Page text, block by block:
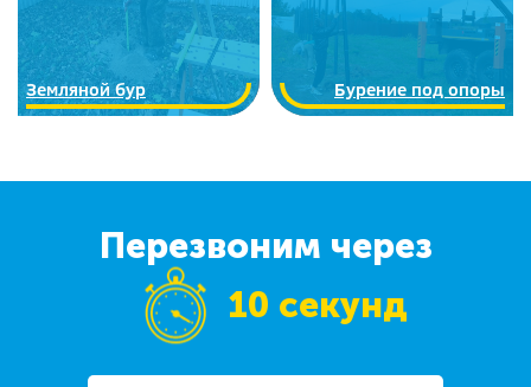
Земляной бур Бурение под опоры
Перезвоним через
10 секунд